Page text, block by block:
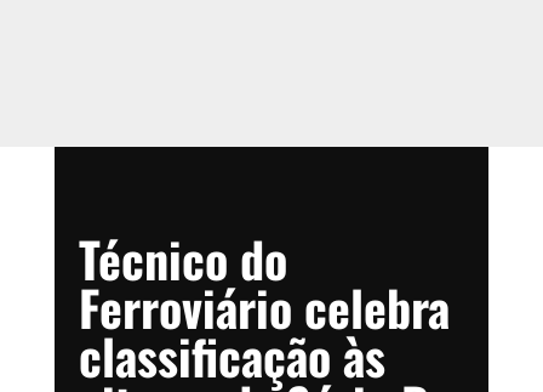
Técnico do
Ferroviário celebra
classificação às